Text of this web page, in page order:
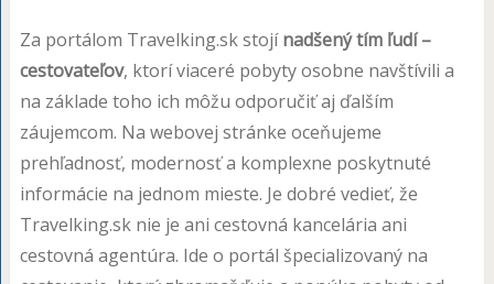
Za portálom Travelking.sk stojínadšený tím ľudí –
cestovateľov, ktorí viaceré pobyty osobne navštívili a
na základe toho ich môžu odporučiť aj ďalším
záujemcom. Na webovej stránke oceňujeme
prehľadnosť, modernosť a komplexne poskytnuté
informácie na jednom mieste. Je dobré vedieť, že
Travelking.sk nie je ani cestovná kancelária ani
cestovná agentúra. Ide o portál špecializovaný na